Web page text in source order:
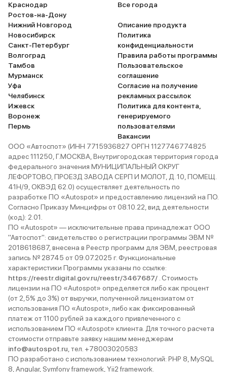
Краснодар
Ростов-на-Дону
Нижний Новгород
Новосибирск
Санкт-Петербург
Волгоград
Тамбов
Мурманск
Уфа
Челябинск
Ижевск
Воронеж
Пермь
Все города
Описание продукта
Политика
конфиденциальности
Правила работы программы
Пользовательское
соглашение
Согласие на получение
рекламных рассылок
Политика для контента,
генерируемого
пользователями
Вакансии
ООО «Автоспот» (ИНН 7715936827 ОРГН 1127746774825
адрес 111250, Г.МОСКВА, Внутригородская территория города
федерального значения МУНИЦИПАЛЬНЫЙ ОКРУГ
ЛЕФОРТОВО, ПРОЕЗД ЗАВОДА СЕРП И МОЛОТ, Д. 10, ПОМЕЩ.
41Н/9, ОКВЭД 62.0) осуществляет деятельность по
разработке ПО «Autospot» и предоставлению лицензий на ПО.
Согласно Приказу Минцифры от 08.10.22, вид деятельности
(код): 2.01.
ПО «Autospot» — исключительные права принадлежат ООО
"Автоспот": свидетельство о регистрации программы ЭВМ №
2018618687, внесена в Реестр программ для ЭВМ, реестровая
запись № 28745 от 09.07.2025 г. Функциональные
характеристики Программы указаны по ссылке:
https://reestr.digital.gov.ru/reestr/3467687/ . Стоимость
лицензии на ПО «Autospot» определяется либо как процент
(от 2,5% до 3%) от выручки, полученной лицензиатом от
использования ПО «Autospot», либо как фиксированный
платеж от 1100 рублей за каждого привлеченного с
использованием ПО «Autospot» клиента. Для точного расчета
стоимости отправьте заявку нашим менеджерам
info@autospot.ru , тел. +78003020583
ПО разработано с использованием технологий: PHP 8, MySQL
8, Angular, Symfony framework, Yii2 framework.